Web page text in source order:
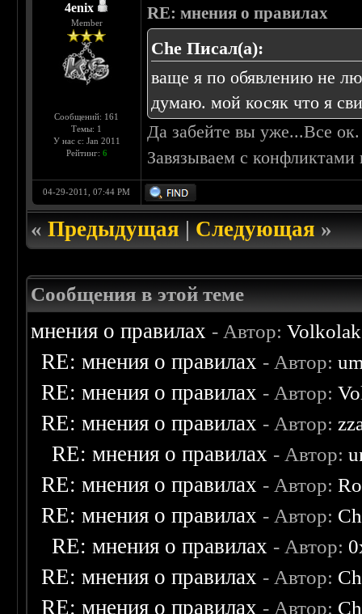
4enix
Member
Сообщений: 161
Темы: 1
У нас с: Jan 2011
Рейтинг: 6
RE: мнения о правилах
Che Писал(а):
ваще я по обявлению не
думаю. мой косяк что я
Да забейте вы уже...Все
Завязываем с
04-29-2011, 07:44 PM
«Предыдущая|Следующая»
Сообщения в этой теме
мнения о правилах - Автор:Volkolak
RE: мнения о правилах - Автор:
RE: мнения о правилах - Автор:
RE: мнения о правилах - Автор:
RE: мнения о правилах - Автор:
RE: мнения о правилах - Автор:
RE: мнения о правилах - Автор:
RE: мнения о правилах - Автор:
RE: мнения о правилах - Автор:
RE: мнения о правилах - Автор: